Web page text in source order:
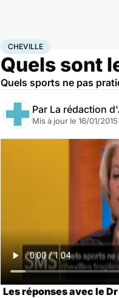
AccueilBien-être
CHEVILLE
Quels sont
Quels sports ne pas
Par La rédaction
Mis à jour le 16/01/2015
Les réponses avec le